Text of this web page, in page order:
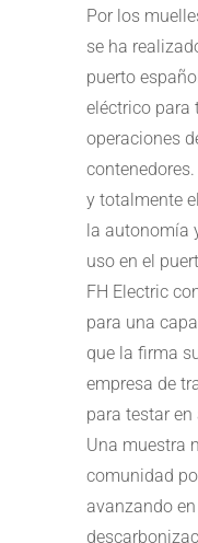
Por los
se ha
puerto
eléctrico para
operaciones
y totalmente
la autonomía
uso en el
FH Electric
para una
que la firma
empresa de
para testar
Una muestra
comunidad
avanzando